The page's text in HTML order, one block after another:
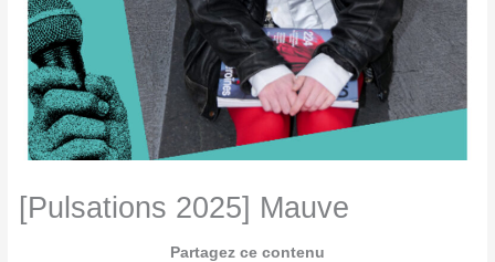
[Pulsations 2025] Mauve
Partagez ce contenu